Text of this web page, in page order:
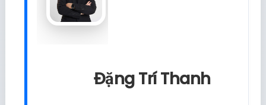
Đặng Trí Thanh